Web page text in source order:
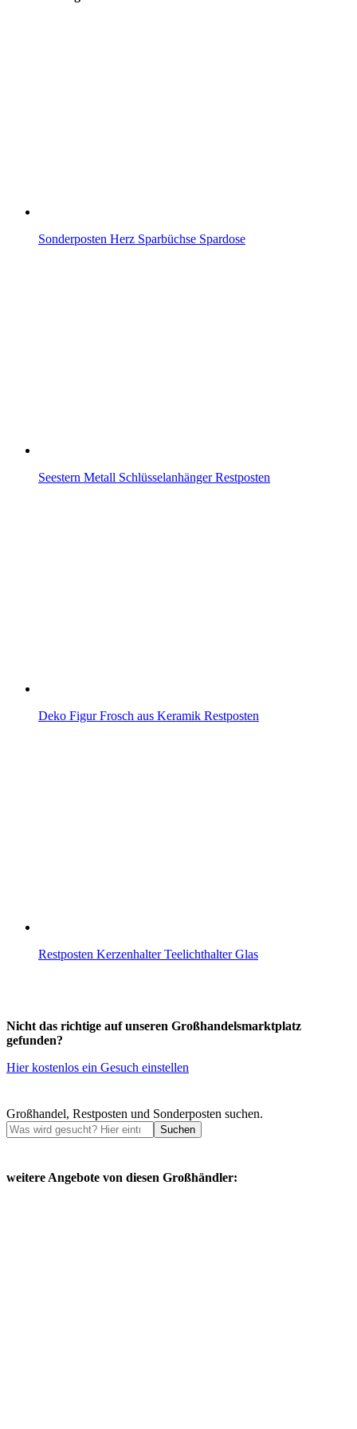
Sonderposten Herz Sparbüchse Spardose
Seestern Metall Schlüsselanhänger Restposten
Deko Figur Frosch aus Keramik Restposten
Restposten Kerzenhalter Teelichthalter Glas
Nicht das richtige auf unseren Großhandelsmarktplatz
gefunden?
Hier kostenlos ein Gesuch einstellen
Großhandel, Restposten und Sonderposten suchen.
Suchen
weitere Angebote von diesen Großhändler: